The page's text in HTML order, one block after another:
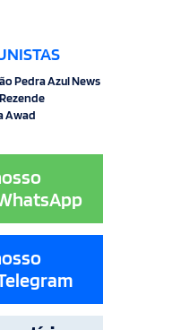
Pedra Azul News
Awad